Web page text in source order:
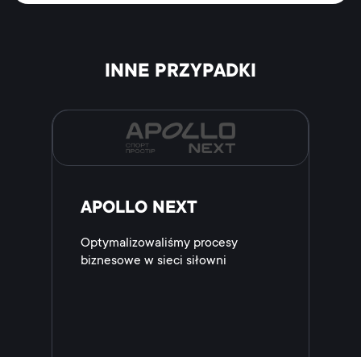
INNE PRZYPADKI
APOLLO NEXT
Optymalizowaliśmy procesy
biznesowe w sieci siłowni